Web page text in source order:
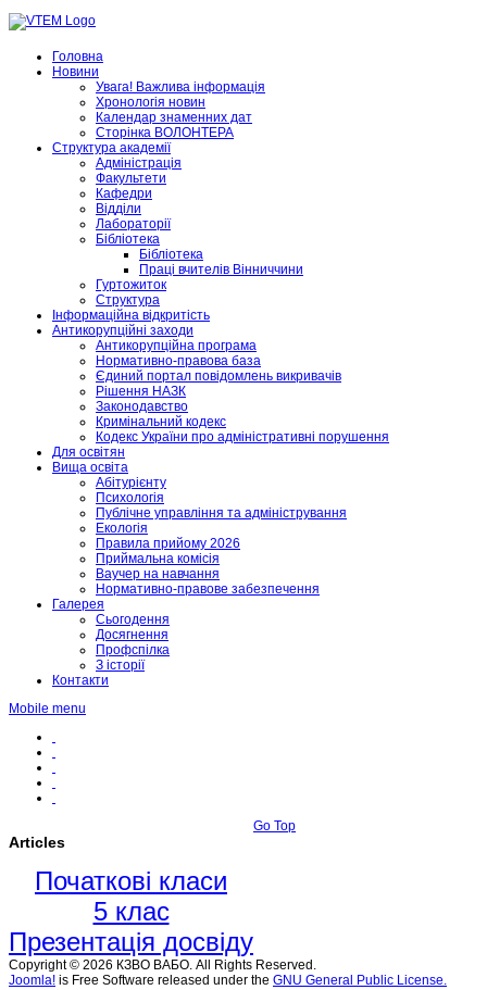
Головна
Новини
Увага! Важлива інформація
Хронологія новин
Календар знаменних дат
Сторінка ВОЛОНТЕРА
Структура академії
Адміністрація
Факультети
Кафедри
Відділи
Лабораторії
Бібліотека
Бібліотека
Праці вчителів Вінниччини
Гуртожиток
Структура
Інформаційна відкритість
Антикорупційні заходи
Антикорупційна програма
Нормативно-правова база
Єдиний портал повідомлень викривачів
Рішення НАЗК
Законодавство
Кримінальний кодекс
Кодекс України про адміністративні порушення
Для освітян
Вища освіта
Абітурієнту
Психологія
Публічне управління та адміністрування
Екологія
Правила прийому 2026
Приймальна комісія
Ваучер на навчання
Нормативно-правове забезпечення
Галерея
Сьогодення
Досягнення
Профспілка
З історії
Контакти
Mobile menu
Articles
Початкові класи
5 клас
Презентація досвіду
Copyright © 2026 КЗВО ВАБО. All Rights Reserved.
Joomla! is Free Software released under the GNU General Public License.
Go Top